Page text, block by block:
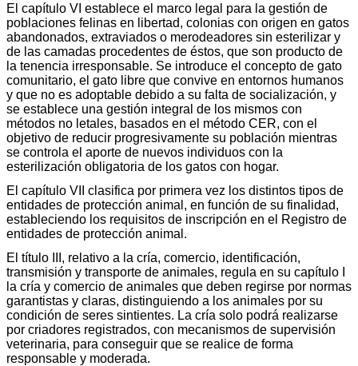
El capítulo VI establece el marco legal para la gestión de
poblaciones felinas en libertad, colonias con origen en gatos
abandonados, extraviados o merodeadores sin esterilizar y
de las camadas procedentes de éstos, que son producto de
la tenencia irresponsable. Se introduce el concepto de gato
comunitario, el gato libre que convive en entornos humanos
y que no es adoptable debido a su falta de socialización, y
se establece una gestión integral de los mismos con
métodos no letales, basados en el método CER, con el
objetivo de reducir progresivamente su población mientras
se controla el aporte de nuevos individuos con la
esterilización obligatoria de los gatos con hogar.
El capítulo VII clasifica por primera vez los distintos tipos de
entidades de protección animal, en función de su finalidad,
estableciendo los requisitos de inscripción en el Registro de
entidades de protección animal.
El título III, relativo a la cría, comercio, identificación,
transmisión y transporte de animales, regula en su capítulo I
la cría y comercio de animales que deben regirse por normas
garantistas y claras, distinguiendo a los animales por su
condición de seres sintientes. La cría solo podrá realizarse
por criadores registrados, con mecanismos de supervisión
veterinaria, para conseguir que se realice de forma
responsable y moderada.